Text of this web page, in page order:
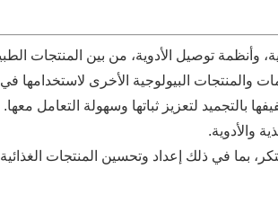
وأنظمة توصيل الأدوية، من بين المنتجات
والمنتجات البيولوجية الأخرى لاستخدامها
بالتجميد لتعزيز ثباتها وسهولة التعامل معها.
والأدوية.
بما في ذلك إعداد وتحسين المنتجات